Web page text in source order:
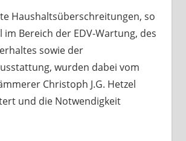
Haushaltsüberschreitungen, so
im Bereich der EDV-Wartung, des
sowie der
wurden dabei vom
Christoph J.G. Hetzel
und die Notwendigkeit